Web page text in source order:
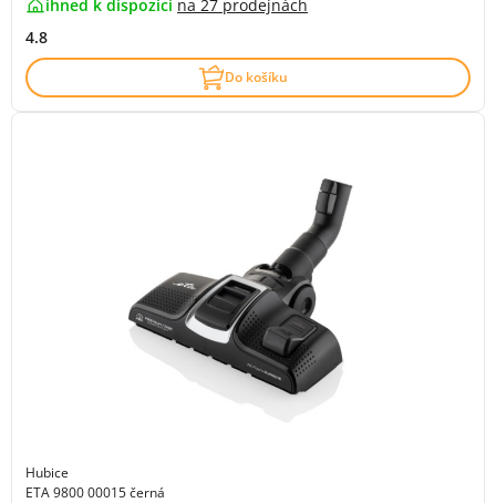
ihned k dispozici na 27 prodejnách
4.8
Do košíku
Hubice
ETA 9800 00015 černá